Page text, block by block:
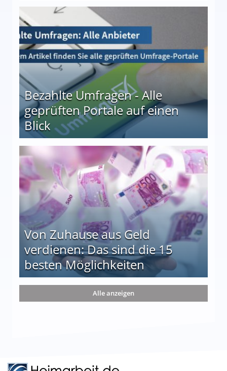
Bezahlte Umfragen - Alle
geprüften Portale auf einen
Blick
auf einen Blick
Von Zuhause aus Geld
verdienen: Das sind die 15
besten Möglichkeiten
die 15 besten Möglichkeiten
Alle anzeigen